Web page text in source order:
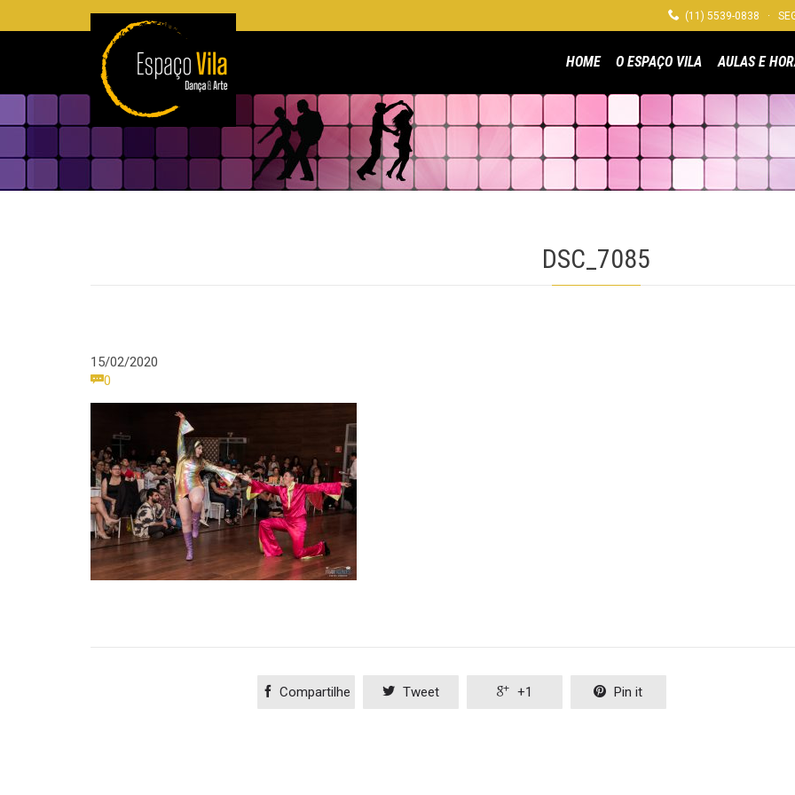
 (11) 5539-0838 ·
HOME O ESPAÇO VILA AULAS E
DSC_7085
15/02/2020
0
 Compartilhe  Tweet  +1  Pin it